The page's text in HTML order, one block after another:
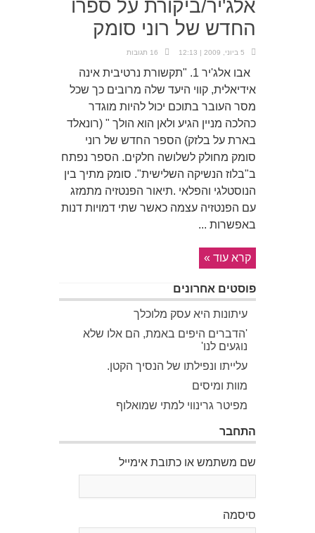
אלג'יר/ביקורת על ספרו
החדש של רוני סומק
5 ביוני, 2009 | 12:13 16 תגובות
אבו אלג'יר 1. "תקשורת נרטיבית אינה
אידיאלית, קווי היעד שלה מרובים כך שכל
מסר העובר בתוכם יכול להיות מוגדר
כהלכה מניין הגיע ולאן הוא הולך " (רונאלד
בארת על בלזק) הספר החדש של רוני
סומק מחולק לשלושה חלקים. הספר נפתח
ב"בלוז הנשיקה השלישית". סומק מתיך בין
הנוסטלגי והפלאי .תיאור הפנטזיה מתמזג
עם הפנטזיה עצמה כאשר שתי דמויות דנות
באפשרות ...
קרא עוד »
פוסטים אחרונים
עיתונות היא עסק מלוכלך
'הדברים היפים באמת, הם אלו שלא
נוגעים לנו'
עלייתו ונפילתו של הנסיך הקטן.
מוות ומיסים
מפיטר גרינווי למתי שמואלוף
התחבר
שם משתמש או כתובת אימייל
סיסמה